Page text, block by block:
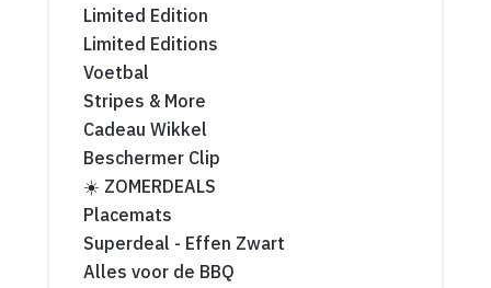
Limited Edition
Limited Editions
Voetbal
Stripes & More
Cadeau Wikkel
Beschermer Clip
☀️ ZOMERDEALS
Placemats
Superdeal - Effen Zwart
Alles voor de BBQ